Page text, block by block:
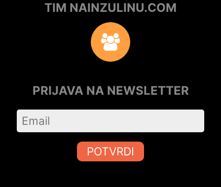
TIM NAINZULINU.COM
PRIJAVA NA NEWSLETTER
POTVRDI